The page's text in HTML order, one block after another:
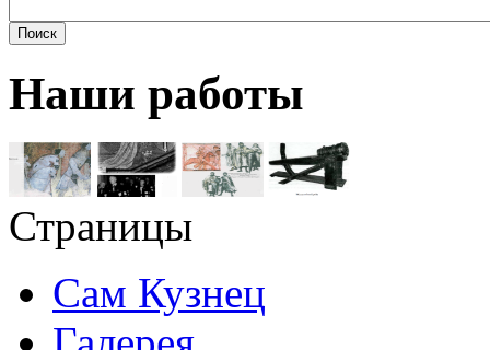
Поиск
Наши работы
Страницы
Сам Кузнец